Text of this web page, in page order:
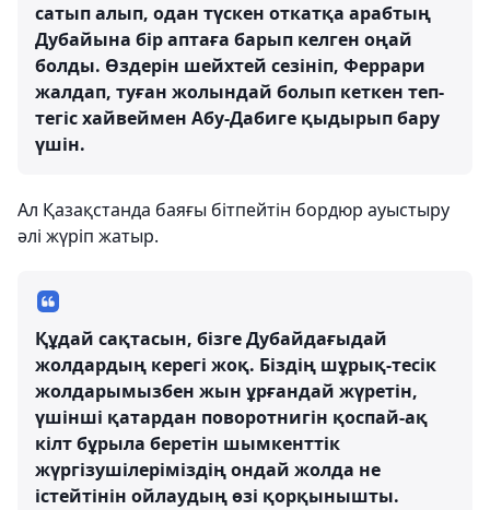
сатып алып, одан түскен откатқа арабтың
Дубайына бір аптаға барып келген оңай
болды. Өздерін шейхтей сезініп, Феррари
жалдап, туған жолындай болып кеткен теп-
тегіс хайвеймен Абу-Дабиге қыдырып бару
үшін.
Ал Қазақстанда баяғы бітпейтін бордюр ауыстыру
әлі жүріп жатыр.
Құдай сақтасын, бізге Дубайдағыдай
жолдардың керегі жоқ. Біздің шұрық-тесік
жолдарымызбен жын ұрғандай жүретін,
үшінші қатардан поворотнигін қоспай-ақ
кілт бұрыла беретін шымкенттік
жүргізушілеріміздің ондай жолда не
істейтінін ойлаудың өзі қорқынышты.